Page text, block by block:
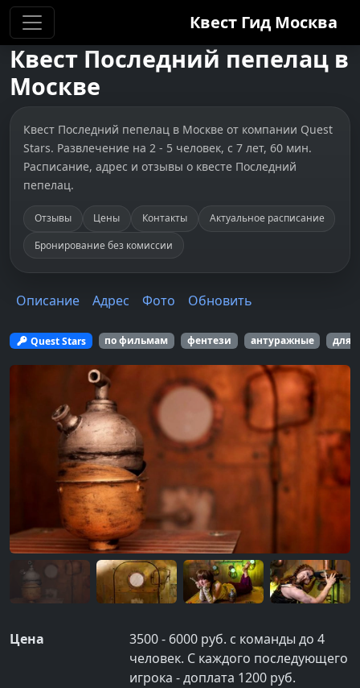
Квест Гид Москва
Квест Последний пепелац в
Москве
Квест Последний пепелац в Москве от компании Quest
Stars. Развлечение на 2 - 5 человек, с 7 лет, 60 мин.
Расписание, адрес и отзывы о квесте Последний
пепелац.
Отзывы Цены Контакты
Актуальное расписание
Бронирование без комиссии
Описание Адрес Фото Обновить
Quest Stars по фильмам фентези антуражные для
Цена
3500 - 6000 руб. с команды до 4
человек. С каждого последующего
игрока - доплата 1200 руб.